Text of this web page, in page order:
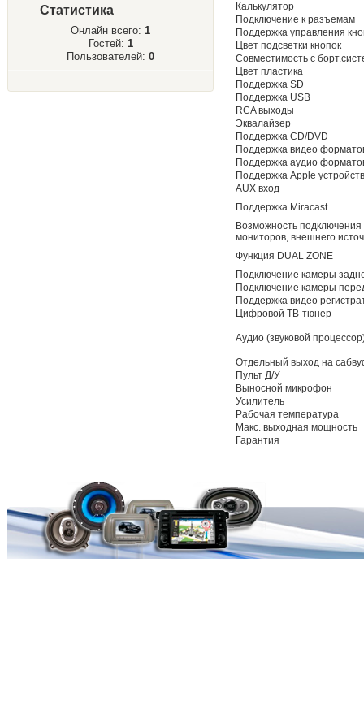
Статистика
Онлайн всего: 1
Гостей: 1
Пользователей: 0
Калькулятор
Подключение к разъемам
Поддержка управления
Цвет подсветки кнопок
Совместимость с
Цвет пластика
Поддержка SD
Поддержка USB
RCA выходы
Эквалайзер
Поддержка CD/DVD
Поддержка видео
Поддержка аудио
Поддержка Apple устройств
AUX вход
Поддержка Miracast
Возможность
мониторов, внешнего
Функция DUAL ZONE
Подключение камеры
Подключение камеры
Поддержка видео
Цифровой ТВ-тюнер
Аудио (звуковой
Отдельный выход на
Пульт Д/У
Выносной микрофон
Усилитель
Рабочая температура
Макс. выходная мощность
Гарантия